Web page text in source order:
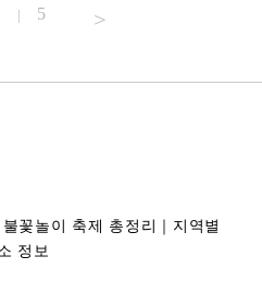
| 5
꽃놀이 축제 총정리｜지역별
정보